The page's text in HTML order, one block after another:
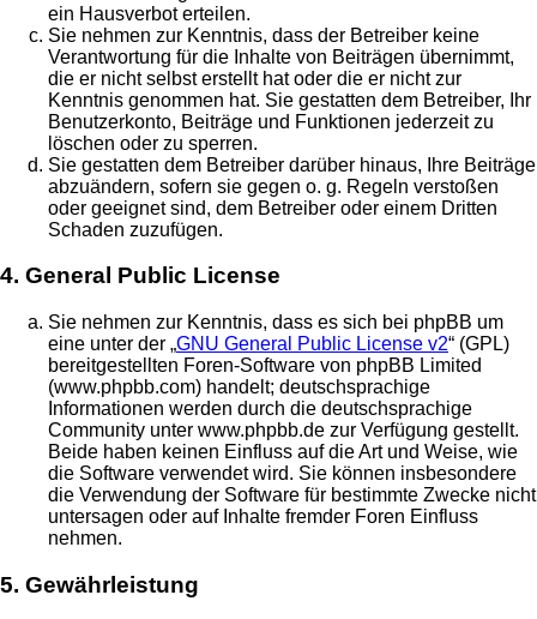
ein Hausverbot erteilen.
Sie nehmen zur Kenntnis, dass der Betreiber keine
Verantwortung für die Inhalte von Beiträgen übernimmt,
die er nicht selbst erstellt hat oder die er nicht zur
Kenntnis genommen hat. Sie gestatten dem Betreiber, Ihr
Benutzerkonto, Beiträge und Funktionen jederzeit zu
löschen oder zu sperren.
Sie gestatten dem Betreiber darüber hinaus, Ihre Beiträge
abzuändern, sofern sie gegen o. g. Regeln verstoßen
oder geeignet sind, dem Betreiber oder einem Dritten
Schaden zuzufügen.
4. General Public License
Sie nehmen zur Kenntnis, dass es sich bei phpBB um
eine unter der „GNU General Public License v2“ (GPL)
bereitgestellten Foren-Software von phpBB Limited
(www.phpbb.com) handelt; deutschsprachige
Informationen werden durch die deutschsprachige
Community unter www.phpbb.de zur Verfügung gestellt.
Beide haben keinen Einfluss auf die Art und Weise, wie
die Software verwendet wird. Sie können insbesondere
die Verwendung der Software für bestimmte Zwecke nicht
untersagen oder auf Inhalte fremder Foren Einfluss
nehmen.
5. Gewährleistung